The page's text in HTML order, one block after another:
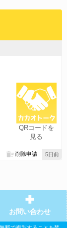
QRコードを
見る
5日前
削除申請
お問い合わせ